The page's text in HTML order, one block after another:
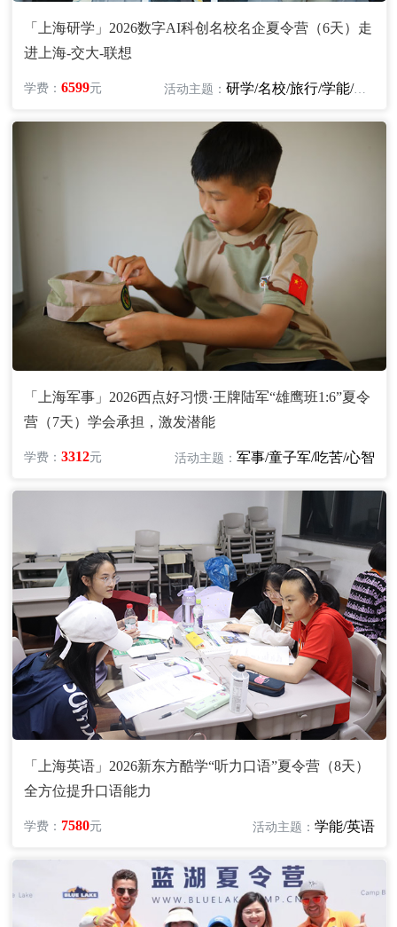
「上海研学」2026数字AI科创名校名企夏令营（6天）走
进上海-交大-联想
学费：6599元 活动主题：研学/名校/旅行/学能/科技/机器人
「上海军事」2026西点好习惯·王牌陆军“雄鹰班1:6”夏令
营（7天）学会承担，激发潜能
学费：3312元 活动主题： 军事/童子军/吃苦/心智
「上海英语」2026新东方酷学“听力口语”夏令营（8天）
全方位提升口语能力
学费： 7580元 活动主题： 学能/英语